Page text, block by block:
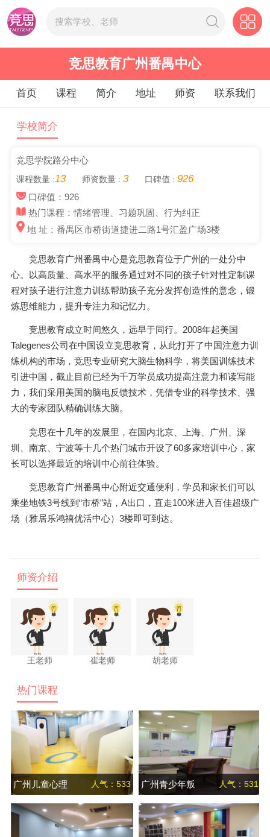
竞思教育广州番禺中心
首页 课程 简介 地址 师资 联系我们
学校简介
竞思学院路分中心
课程数量 :13 师资数量 : 3 口碑值 : 926
口碑值：926
热门课程：情绪管理、习题巩固、行为纠正
地 址：番禺区市桥街道捷进二路1号汇盈广场3楼
竞思教育广州番禺中心是竞思教育位于广州的一处分中
心。以高质量、高水平的服务通过对不同的孩子针对性定制课
程对孩子进行注意力训练帮助孩子充分发挥创造性的意念，锻
炼思维能力，提升专注力和记忆力。
竞思教育成立时间悠久，远早于同行。2008年起美国
Talegenes公司在中国设立竞思教育，从此打开了中国注意力训
练机构的市场，竞思专业研究大脑生物科学，将美国训练技术
引进中国，截止目前已经为千万学员成功提高注意力和读写能
力，我们采用美国的脑电反馈技术，凭借专业的科学技术、强
大的专家团队精确训练大脑。
竞思在十几年的发展里，在国内北京、上海、广州、深
圳、南京、宁波等十几个热门城市开设了60多家培训中心，家
长可以选择最近的培训中心前往体验。
竞思教育广州番禺中心附近交通便利，学员和家长们可以
乘坐地铁3号线到“市桥”站，A出口，直走100米进入百佳超级广
场（雅居乐鸿禧优活中心）3楼即可到达。
师资介绍
王老师 崔老师 胡老师
热门课程
广州儿童心理
健康辅导课程
人气：533 广州青少年叛
逆训练课程
人气：531